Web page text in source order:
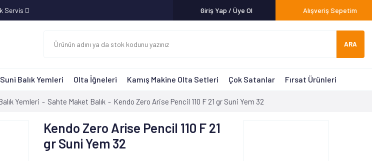
Servis Giriş Yap / Üye Ol Alışveriş Sepetim
ARA
Suni Balık Yemleri Olta İğneleri Kamış Makine Olta Setleri Çok Satanlar Fırsat Ürünleri
Yemleri Sahte Maket Balık Kendo Zero Arise Pencil 110 F 21 gr Suni Yem 32
Kendo Zero Arise Pencil 110 F 21
gr Suni Yem 32